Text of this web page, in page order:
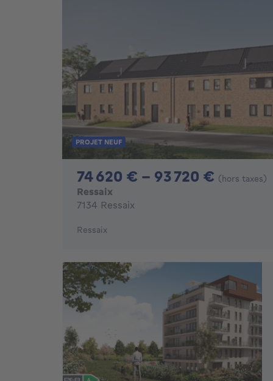
PROJET NEUF
74 620 € - 93 720 € De
(hors taxes)
Ressaix
7134 Ressaix
Ressaix